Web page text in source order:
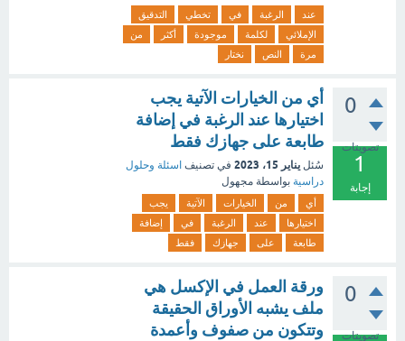
عند الرغبة في تخطي
التدقيق
الإملائي
لكلمة موجودة أكثر
من
مرة
النص نختار
0
تصويتات
1
إجابة
أي من الخيارات الآتية يجب
اختيارها عند الرغبة في إضافة
طابعة على جهازك فقط
سُئل يناير 15، 2023 في تصنيف اسئلة وحلول
دراسية بواسطة مجهول
أي من الخيارات الآتية
يجب
اختيارها
عند الرغبة في
إضافة
طابعة
على جهازك فقط
0
تصويتات
ورقة العمل في الإكسل هي
ملف يشبه الأوراق الحقيقة
وتتكون من صفوف وأعمدة